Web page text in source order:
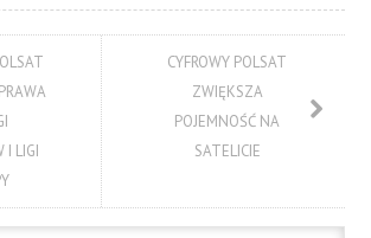
I LIGI
CYFROWY POLSAT
ZWIĘKSZA
POJEMNOŚĆ NA
SATELICIE